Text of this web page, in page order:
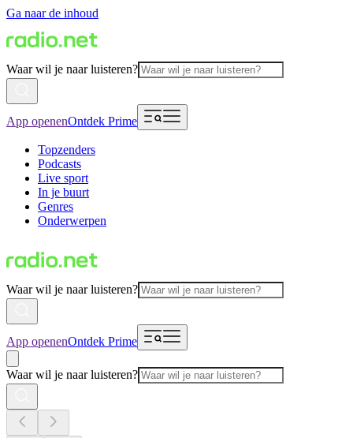
Ga naar de inhoud
Waar wil je naar luisteren?
App openenOntdek Prime
Topzenders
Podcasts
Live sport
In je buurt
Genres
Onderwerpen
Waar wil je naar luisteren?
App openenOntdek Prime
Waar wil je naar luisteren?